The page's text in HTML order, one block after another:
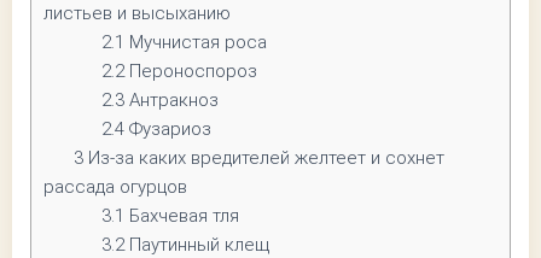
листьев и высыханию
2.1 Мучнистая роса
2.2Пероноспороз
2.3Антракноз
2.4Фузариоз
3 Из-за каких вредителей желтеет и сохнет
рассада огурцов
3.1 Бахчевая тля
3.2Паутинный клещ